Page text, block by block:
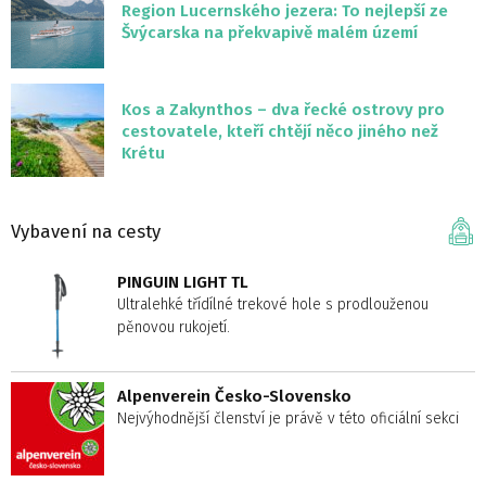
Region Lucernského jezera: To nejlepší ze
Švýcarska na překvapivě malém území
Kos a Zakynthos – dva řecké ostrovy pro
cestovatele, kteří chtějí něco jiného než
Krétu
Vybavení na cesty
PINGUIN LIGHT TL
Ultralehké třídílné trekové hole s prodlouženou
pěnovou rukojetí.
Alpenverein Česko-Slovensko
Nejvýhodnější členství je právě v této oficiální sekci